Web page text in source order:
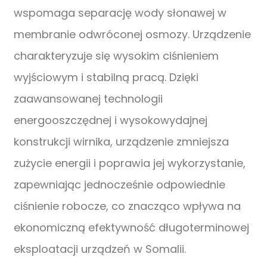
wspomaga separację wody słonawej w
membranie odwróconej osmozy. Urządzenie
charakteryzuje się wysokim ciśnieniem
wyjściowym i stabilną pracą. Dzięki
zaawansowanej technologii
energooszczędnej i wysokowydajnej
konstrukcji wirnika, urządzenie zmniejsza
zużycie energii i poprawia jej wykorzystanie,
zapewniając jednocześnie odpowiednie
ciśnienie robocze, co znacząco wpływa na
ekonomiczną efektywność długoterminowej
eksploatacji urządzeń w Somalii.